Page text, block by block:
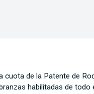
cuota de la Patente de
habilitadas de